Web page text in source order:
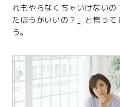
れもやらなくちゃいけない
たほうがいいの？」と焦っ
う。